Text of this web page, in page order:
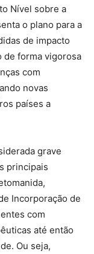
Nível sobre a
o plano para a
de impacto
de forma vigorosa
com
novas
países a
grave
principais
Incorporação de
com
até então
Ou seja,